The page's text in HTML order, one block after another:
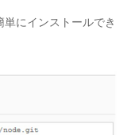
にインストールでき